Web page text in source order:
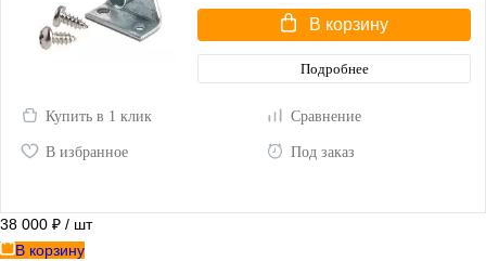
В корзину
Подробнее
Купить в 1 клик Сравнение
В избранное Под заказ
38 000 ₽ / шт
В корзину